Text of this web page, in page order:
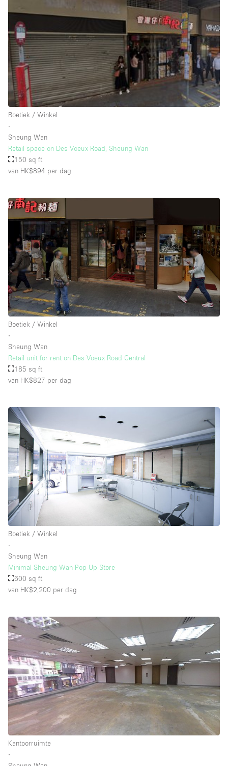
Schitterend uitzicht
Soundproof
Straatniveau
Terrace
Toegankelijk voor mensen met handicap
Toiletten
Tuin
Verlichting
Voorraadkamer
Water Access
Whitebox / Minimaal
Verdieping/Toegang:
Souterrain
Begane grond tuin
Begane grond straatkant
Winkelcentrum
Terras
Boven
Boetiek / Winkel
∙
Sheung Wan
Retail space on Des Voeux Road, Sheung Wan
150 sq ft
van HK$894 per dag
Boetiek / Winkel
∙
Sheung Wan
Retail unit for rent on Des Voeux Road Central
185 sq ft
van HK$827 per dag
Boetiek / Winkel
∙
Sheung Wan
Minimal Sheung Wan Pop-Up Store
600 sq ft
van HK$2,200 per dag
Kantoorruimte
∙